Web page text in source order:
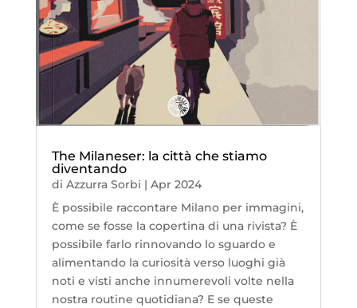
The Milaneser: la città che stiamo
diventando
di Azzurra Sorbi | Apr 2024
È possibile raccontare Milano per immagini,
come se fosse la copertina di una rivista? È
possibile farlo rinnovando lo sguardo e
alimentando la curiosità verso luoghi già
noti e visti anche innumerevoli volte nella
nostra routine quotidiana? E se queste